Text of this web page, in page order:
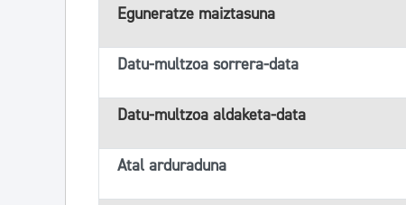
Eguneratze maiztasuna
Datu-multzoa sorrera-data
Datu-multzoa aldaketa-data
Atal arduraduna